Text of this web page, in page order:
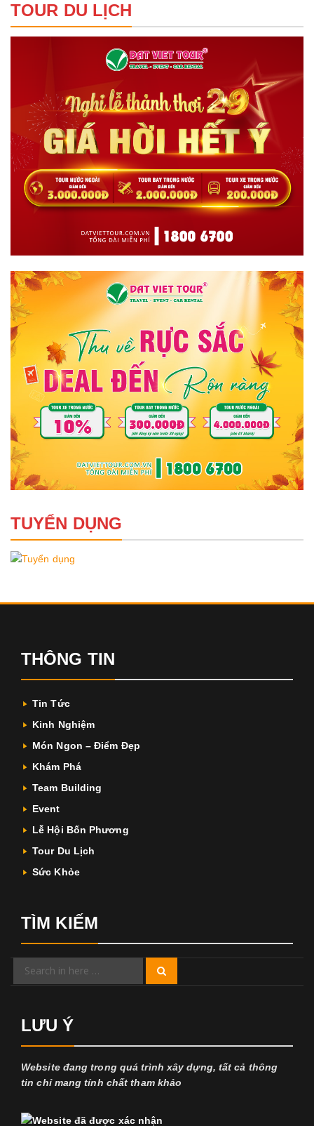
TOUR DU LỊCH
TUYỂN DỤNG
THÔNG TIN
Tin Tức
Kinh Nghiệm
Món Ngon – Điểm Đẹp
Khám Phá
Team Building
Event
Lễ Hội Bốn Phương
Tour Du Lịch
Sức Khỏe
TÌM KIẾM
Search
LƯU Ý
Website đang trong quá trình xây dựng, tất cả thông
tin chỉ mang tính chất tham khảo